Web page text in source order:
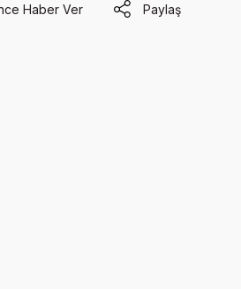
Haber Ver Paylaş